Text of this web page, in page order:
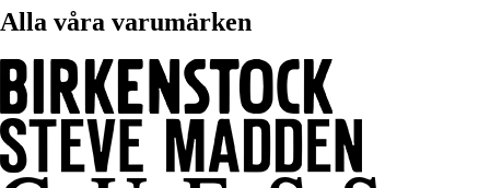
Alla våra varumärken